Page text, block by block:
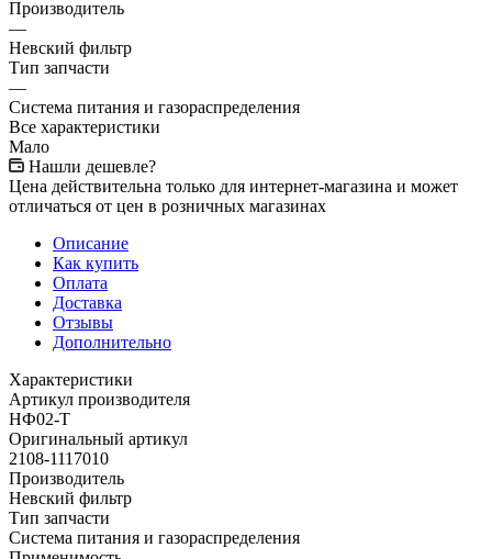
Производитель
—
Невский фильтр
Тип запчасти
—
Система питания и газораспределения
Все характеристики
Мало
Нашли дешевле?
Цена действительна только для интернет-магазина и может
отличаться от цен в розничных магазинах
Описание
Как купить
Оплата
Доставка
Отзывы
Дополнительно
Характеристики
Артикул производителя
НФ02-Т
Оригинальный артикул
2108-1117010
Производитель
Невский фильтр
Тип запчасти
Система питания и газораспределения